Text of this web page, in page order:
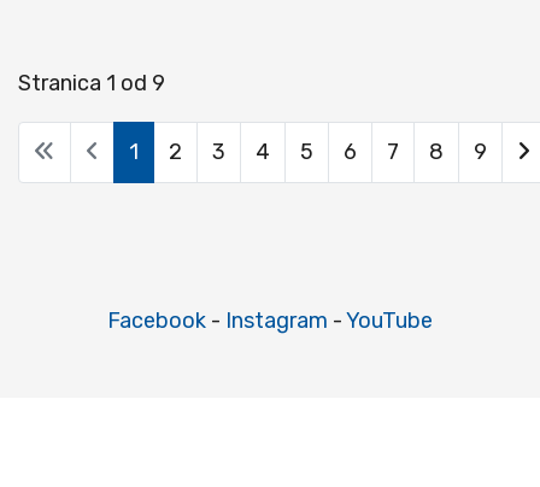
Stranica 1 od 9
1 2 3 4 5 6 7 8 9
Facebook - Instagram -YouTube